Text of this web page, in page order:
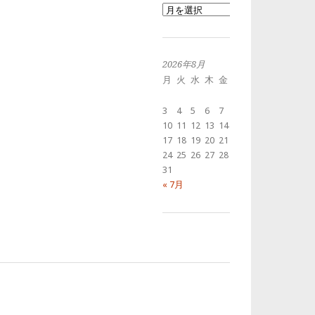
過
去
2026年8月
月
火 水 木 金
3
4 5 6 7
10 11 12 13 14
17 18 19 20 21
24 25 26 27 28
31
« 7月